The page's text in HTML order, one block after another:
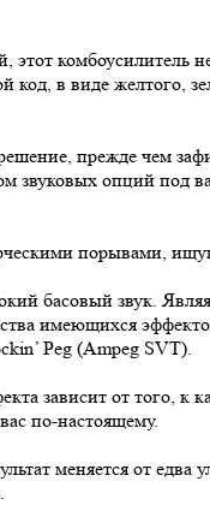
комбоусилитель
в виде желтого,
прежде чем
звуковых опций под
порывами,
басовый звук.
имеющихся
Peg (Ampeg SVT).
зависит от того, к
по-настоящему.
меняется от